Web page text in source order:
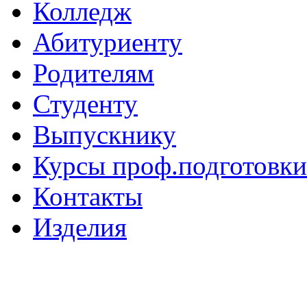
Колледж
Абитуриенту
Родителям
Студенту
Выпускнику
Курсы проф.подготовки
Контакты
Изделия